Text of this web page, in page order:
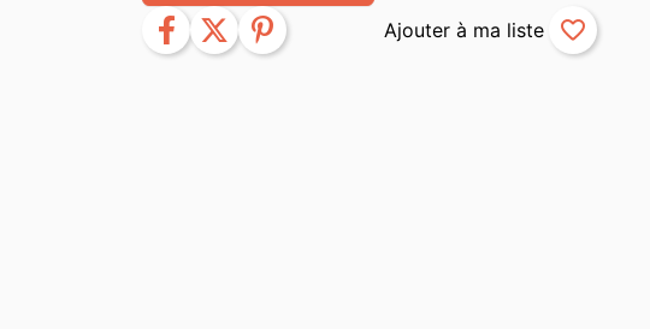
facebook twitter pinterest favorite_border